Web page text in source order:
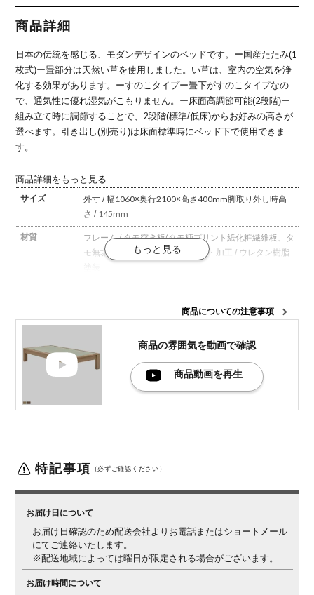
さ調節 ロー
ベッド ロー
タイプ 2段
棚 照明 幅
木よけ 2口
コンセント
ーベッド ロ
幅木よけ 2
口コンセン
ト付き ルン
付き 高さ調
ラウン グレ
ー ルンバブ
ル
製 コンセン
ラル ブラウ
ン
製 コンセン
ラル ブラウ
ン
商品詳細
日本の伝統を感じる、モダンデザインのベッドです。 ー国産たたみ(1
枚式)ー畳部分は天然い草を使用しました。い草は、室内の空気を浄
化する効果があります。 ーすのこタイプー畳下がすのこタイプなの
で、通気性に優れ湿気がこもりません。 ー床面高調節可能(2段階)ー
組み立て時に調節することで、2段階(標準/低床)からお好みの高さが
選べます。 引き出し(別売り)は床面標準時にベッド下で使用できま
す。
商品詳細をもっと見る
サイズ
外寸 / 幅1060×奥行2100×高さ400mm脚取り外し時高
さ / 145mm
材質
フレーム / タモ突き板(タモ柄プリント紙化粧繊維板、タ
モ無垢)
畳 / 天然い草(国産)
仕上げ・加工 / ウレタン樹脂
(約)
梱包1 / 幅960×奥行1020×高さ60mm梱包2 / 幅190×奥
梱包4 / 幅450×奥行1100×高さ80mm梱包5 / 幅
960×奥行2000×高さ50mm
梱包2 / 18kg 梱包3 / 9.5kg 梱包4 / 9kg
ご注意 マットレスは別売りとなります。
商品についての注意事項
商品の雰囲気を動画で確認
商品動画を再生
特記事項 （必ずご確認ください）
お届け日について
お届け日確認のため配送会社よりお電話またはショートメール
にてご連絡いたします。
※配送地域によっては曜日が限定される場合がございます。
お届け時間について